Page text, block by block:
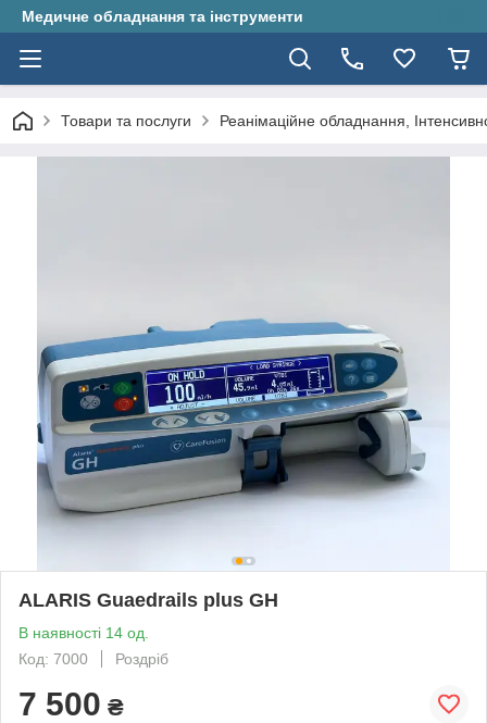
Медичне обладнання та інструменти
Товари та послуги Реанімаційне обладнання,
ALARIS Guaedrails plus GH
В наявності 14 од.
Код: 7000
Роздріб
7 500 ₴